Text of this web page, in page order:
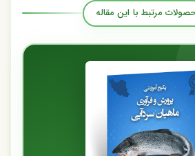
مرتبط با این مقاله